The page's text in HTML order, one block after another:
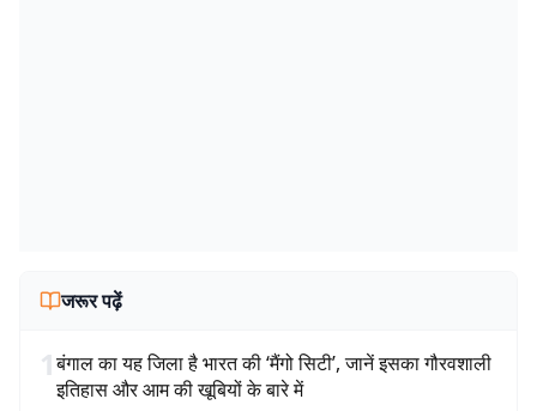
जरूर पढ़ें
1बंगाल का यह जिला है भारत की ‘मैंगो सिटी’, जानें इसका गौरवशाली
इतिहास और आम की खूबियों के बारे में